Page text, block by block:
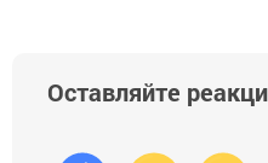
Оставляйте